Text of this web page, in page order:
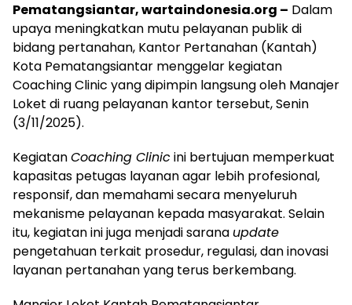
Pematangsiantar, wartaindonesia.org – Dalam
upaya meningkatkan mutu pelayanan publik di
bidang pertanahan, Kantor Pertanahan (Kantah)
Kota Pematangsiantar menggelar kegiatan
Coaching Clinic yang dipimpin langsung oleh Manajer
Loket di ruang pelayanan kantor tersebut, Senin
(3/11/2025).
KegiatanCoaching Clinicini bertujuan memperkuat
kapasitas petugas layanan agar lebih profesional,
responsif, dan memahami secara menyeluruh
mekanisme pelayanan kepada masyarakat. Selain
itu, kegiatan ini juga menjadi sarana update
pengetahuan terkait prosedur, regulasi, dan inovasi
layanan pertanahan yang terus berkembang.